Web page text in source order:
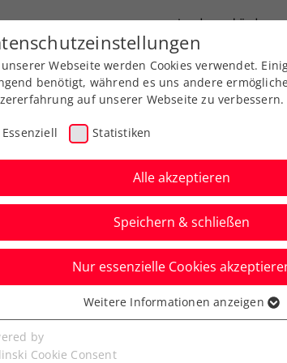
Landesverbände
Ausbildung Services
Murcia: Ofner
auf der
Webseite werden Cookies verwendet.
benötigt, während es uns andere
auf unserer Webseite zu verbessern.
Essenziell Statistiken
Alle akzeptieren
Speichern & schließen
Nur essenzielle Cookies
Cookies werden für grundlegende
benötigt. Dadurch ist gewährleistet, dass
Weitere Informationen anzeigen
by
Cookie Consent